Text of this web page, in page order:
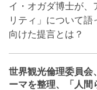
イ・オガダ博士が、
リティ」について
向けた提言とは？
世界観光倫理委員会
ーマを整理、「人間